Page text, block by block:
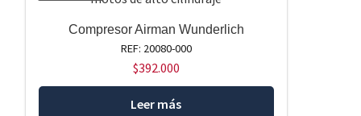
Compresor Airman Wunderlich
REF: 20080-000
$392.000
Leer más